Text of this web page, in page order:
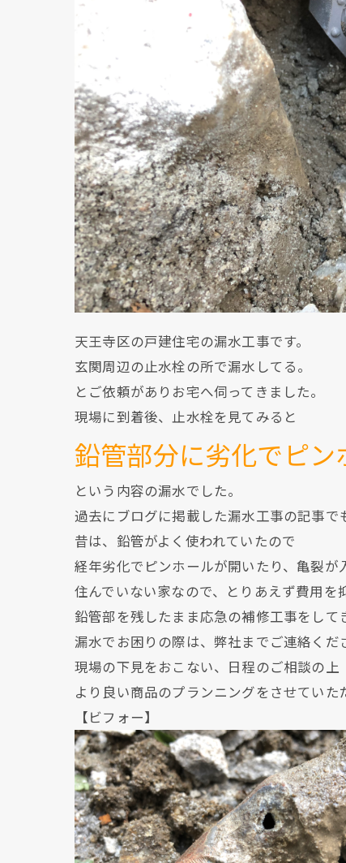
天王寺区の戸建住宅の漏水工事です。
玄関周辺の止水栓の所で漏水してる。
とご依頼がありお宅へ伺ってきました。
現場に到着後、止水栓を見てみると
鉛管部分に劣化でピ
という内容の漏水でした。
過去にブログに掲載した漏水工事の記事で
昔は、鉛管がよく使われていたので
経年劣化でピンホールが開いたり、亀裂が
住んでいない家なので、とりあえず費用を
鉛管部を残したまま応急の補修工事をして
漏水でお困りの際は、弊社までご連絡くだ
現場の下見をおこない、日程のご相談の上
より良い商品のプランニングをさせていた
【ビフォー】